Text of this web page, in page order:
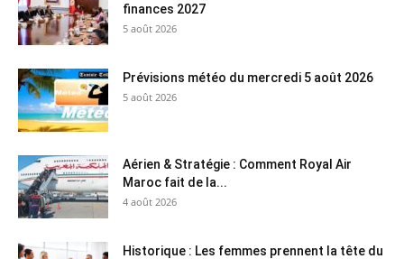
finances 2027
5 août 2026
Prévisions météo du mercredi 5 août 2026
5 août 2026
Aérien & Stratégie : Comment Royal Air
Maroc fait de la...
4 août 2026
Historique : Les femmes prennent la tête du